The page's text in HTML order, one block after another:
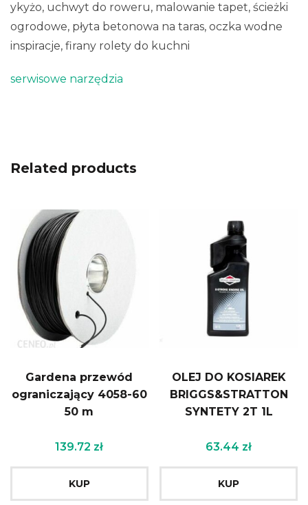
ykyżo, uchwyt do roweru, malowanie tapet, ścieżki
ogrodowe, płyta betonowa na taras, oczka wodne
inspiracje, firany rolety do kuchni
serwisowe narzędzia
Related products
Gardena przewód
ograniczający 4058-60
50 m
139.72 zł
KUP
OLEJ DO KOSIAREK
BRIGGS&STRATTON
SYNTETY 2T 1L
63.44 zł
KUP